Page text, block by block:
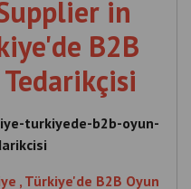
turkiyede-b2b-oyun-
, Türkiye'de B2B Oyun
, Supplier , Türkiye ,